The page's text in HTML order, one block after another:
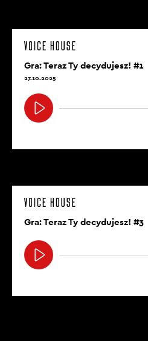
Gra: Teraz Ty decydujesz! #1
27.10.2025
Gra: Teraz Ty decydujesz! #3